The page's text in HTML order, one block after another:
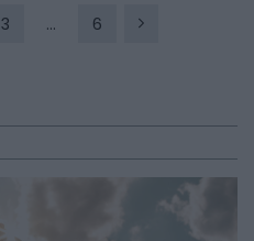
és a piac
3 ... 6